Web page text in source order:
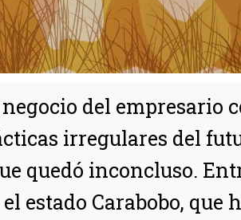
del empresario
irregulares del
quedó inconcluso.
estado Carabobo, que